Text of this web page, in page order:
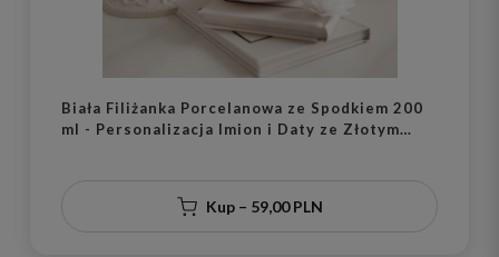
Biała Filiżanka Porcelanowa ze Spodkiem 200
ml - Personalizacja Imion i Daty ze Złotym
Kup – 59,00 PLN